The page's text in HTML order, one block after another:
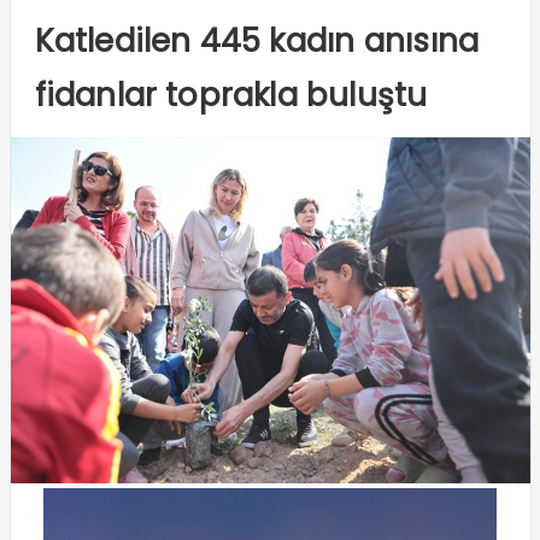
Katledilen 445 kadın anısına
fidanlar toprakla buluştu